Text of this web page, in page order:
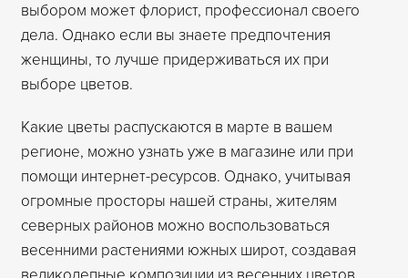
выбором может флорист, профессионал своего
дела. Однако если вы знаете предпочтения
женщины, то лучше придерживаться их при
выборе цветов.
Какие цветы распускаются в марте в вашем
регионе, можно узнать уже в магазине или при
помощи интернет-ресурсов. Однако, учитывая
огромные просторы нашей страны, жителям
северных районов можно воспользоваться
весенними растениями южных широт, создавая